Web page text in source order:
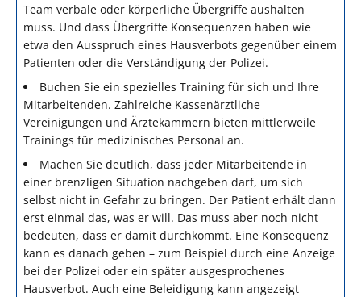
Team verbale oder körperliche Übergriffe aushalten
muss. Und dass Übergriffe Konsequenzen haben wie
etwa den Ausspruch eines Hausverbots gegenüber einem
Patienten oder die Verständigung der Polizei.
Buchen Sie ein spezielles Training für sich und Ihre
Mitarbeitenden. Zahlreiche Kassenärztliche
Vereinigungen und Ärztekammern bieten mittlerweile
Trainings für medizinisches Personal an.
Machen Sie deutlich, dass jeder Mitarbeitende in
einer brenzligen Situation nachgeben darf, um sich
selbst nicht in Gefahr zu bringen. Der Patient erhält dann
erst einmal das, was er will. Das muss aber noch nicht
bedeuten, dass er damit durchkommt. Eine Konsequenz
kann es danach geben – zum Beispiel durch eine Anzeige
bei der Polizei oder ein später ausgesprochenes
Hausverbot. Auch eine Beleidigung kann angezeigt